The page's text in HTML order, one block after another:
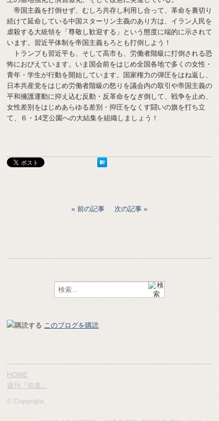
帝国主義を打倒せず、むしろ共存し利用し合って、革命を裏切り
続けて延命している中国スターリン主義のあり方は、イラン人民を
虐殺する大統領を「尊敬し歓迎する」という態度に端的に示されて
います。習近平体制を帝国主義もろとも打倒しよう！
トランプも習近平も、そして高市も、労働者階級に打倒される恐
怖におびえています。いま国会前をはじめ全国各地で多くの女性・
青年・学生が行動を開始しています。国家権力の弾圧をはね返し、
日本共産党をはじめ労働者階級の怒りを議会内の取引や帝国主義の
平和擁護運動に抑え込む反動・反革命をなぎ倒して、戦争を止め、
女性差別をはじめあらゆる差別・抑圧をなくす闘いの旗を打ち立
て、６・14芝公園への大結集を組織しましょう！
前の記事 次の記事
このブログを購読
HOME
週刊『前進』
© Copyright.